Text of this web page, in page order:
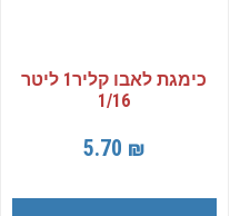
כימגת לאבו קליר1 ליטר
1/16
5.70 ₪